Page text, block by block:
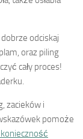
odciskaj
oraz piling
cały proces!
zacieków i
pomoże